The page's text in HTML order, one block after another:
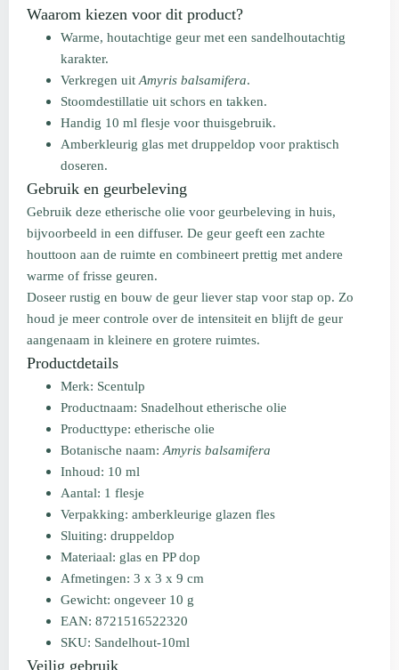
Waarom kiezen voor dit product?
Warme, houtachtige geur met een sandelhoutachtig
karakter.
Verkregen uit Amyris balsamifera.
Stoomdestillatie uit schors en takken.
Handig 10 ml flesje voor thuisgebruik.
Amberkleurig glas met druppeldop voor praktisch
doseren.
Gebruik en geurbeleving
Gebruik deze etherische olie voor geurbeleving in huis,
bijvoorbeeld in een diffuser. De geur geeft een zachte
houttoon aan de ruimte en combineert prettig met andere
warme of frisse geuren.
Doseer rustig en bouw de geur liever stap voor stap op. Zo
houd je meer controle over de intensiteit en blijft de geur
aangenaam in kleinere en grotere ruimtes.
Productdetails
Merk: Scentulp
Productnaam: Snadelhout etherische olie
Producttype: etherische olie
Botanische naam: Amyris balsamifera
Inhoud: 10 ml
Aantal: 1 flesje
Verpakking: amberkleurige glazen fles
Sluiting: druppeldop
Materiaal: glas en PP dop
Afmetingen: 3 x 3 x 9 cm
Gewicht: ongeveer 10 g
EAN: 8721516522320
SKU: Sandelhout-10ml
Veilig gebruik